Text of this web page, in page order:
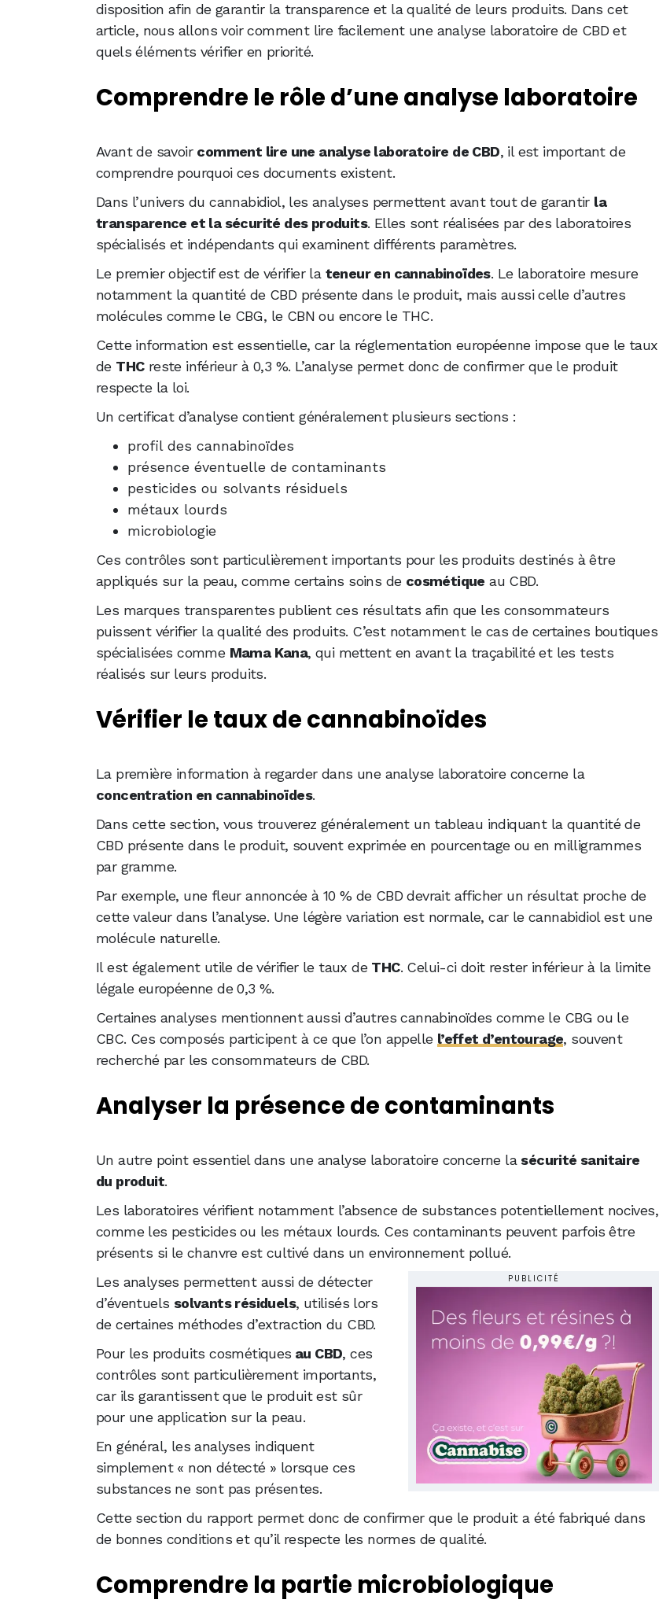
disposition afin de garantir la transparence et la qualité de leurs produits. Dans cet
article, nous allons voir comment lire facilement une analyse laboratoire de CBD et
quels éléments vérifier en priorité.
Comprendre le rôle d’une analyse laboratoire
Avant de savoir comment lire une analyse laboratoire de CBD, il est important de
comprendre pourquoi ces documents existent.
Dans l’univers du cannabidiol, les analyses permettent avant tout de garantir la
transparence et la sécurité des produits. Elles sont réalisées par des laboratoires
spécialisés et indépendants qui examinent différents paramètres.
Le premier objectif est de vérifier la teneur en cannabinoïdes. Le laboratoire mesure
notamment la quantité de CBD présente dans le produit, mais aussi celle d’autres
molécules comme le CBG, le CBN ou encore le THC.
Cette information est essentielle, car la réglementation européenne impose que le taux
de THCreste inférieur à 0,3 %. L’analyse permet donc de confirmer que le produit
respecte la loi.
Un certificat d’analyse contient généralement plusieurs sections :
profil des cannabinoïdes
présence éventuelle de contaminants
pesticides ou solvants résiduels
métaux lourds
microbiologie
Ces contrôles sont particulièrement importants pour les produits destinés à être
appliqués sur la peau, comme certains soins de cosmétique au CBD.
Les marques transparentes publient ces résultats afin que les consommateurs
puissent vérifier la qualité des produits. C’est notamment le cas de certaines boutiques
spécialisées comme Mama Kana, qui mettent en avant la traçabilité et les tests
réalisés sur leurs produits.
Vérifier le taux de cannabinoïdes
La première information à regarder dans une analyse laboratoire concerne la
concentration en cannabinoïdes.
Dans cette section, vous trouverez généralement un tableau indiquant la quantité de
CBD présente dans le produit, souvent exprimée en pourcentage ou en milligrammes
par gramme.
Par exemple, une fleur annoncée à 10 % de CBD devrait afficher un résultat proche de
cette valeur dans l’analyse. Une légère variation est normale, car le cannabidiol est une
molécule naturelle.
Il est également utile de vérifier le taux de THC. Celui-ci doit rester inférieur à la limite
légale européenne de 0,3 %.
Certaines analyses mentionnent aussi d’autres cannabinoïdes comme le CBG ou le
CBC. Ces composés participent à ce que l’on appelle l’effet d’entourage, souvent
recherché par les consommateurs de CBD.
Analyser la présence de contaminants
Un autre point essentiel dans une analyse laboratoire concerne la sécurité sanitaire
du produit.
Les laboratoires vérifient notamment l’absence de substances potentiellement nocives,
comme les pesticides ou les métaux lourds. Ces contaminants peuvent parfois être
présents si le chanvre est cultivé dans un environnement pollué.
PUBLICITÉ
Les analyses permettent aussi de détecter
d’éventuels solvants résiduels, utilisés lors
de certaines méthodes d’extraction du CBD.
Pour les produits cosmétiques au CBD, ces
contrôles sont particulièrement importants,
car ils garantissent que le produit est sûr
pour une application sur la peau.
En général, les analyses indiquent
simplement « non détecté » lorsque ces
substances ne sont pas présentes.
Cette section du rapport permet donc de confirmer que le produit a été fabriqué dans
de bonnes conditions et qu’il respecte les normes de qualité.
Comprendre la partie microbiologique